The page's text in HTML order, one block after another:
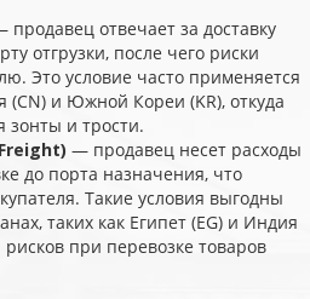
продавец отвечает за доставку
отгрузки, после чего риски
Это условие часто применяется
(CN) и Южной Кореи (KR), откуда
зонты и трости.
— продавец несет расходы
до порта назначения, что
Такие условия выгодны
таких как Египет (EG) и Индия
при перевозке товаров